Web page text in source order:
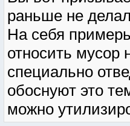
раньше не
На себя
относить мусор
специально
обоснуют это
можно